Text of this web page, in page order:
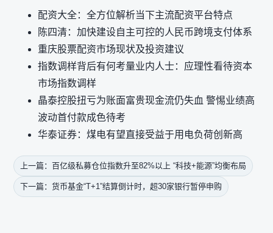
配资大全：全方位解析当下主流配资平台特点
陈四清：加快建设自主可控的人民币跨境支付体系
重庆股票配资市场现状及投资建议
指数调样背后有何考量业内人士：应理性看待资本
市场指数调样
晶泰控股扭亏为账面富贵现金流仍失血 警惕业绩高
波动首付款成色待考
华泰证券：煤电有望直接受益于用电负荷创新高
上一篇：百亿级私募仓位指数升至82%以上 “科技+能源”均衡布局
下一篇：货币基金“T+1”结算倒计时，超30家银行暂停申购